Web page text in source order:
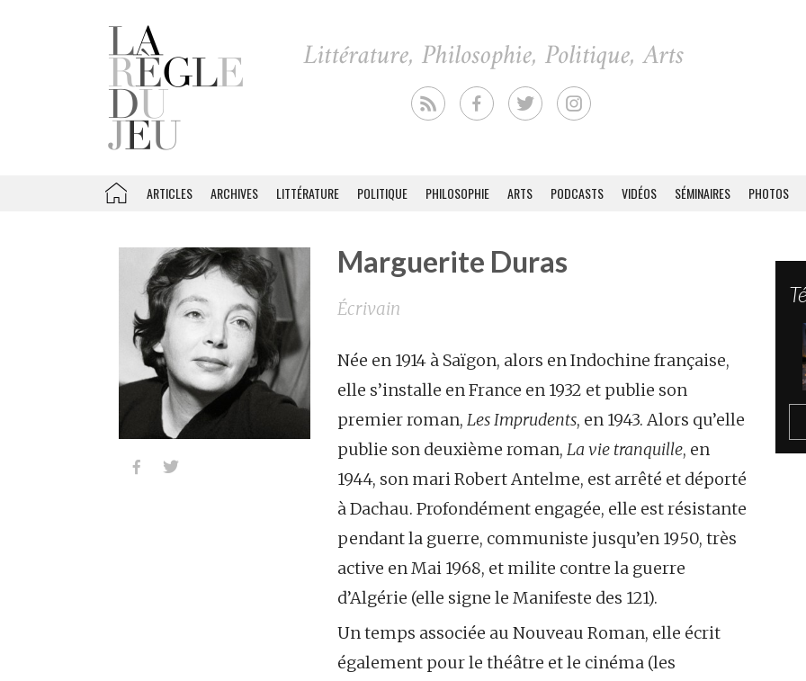
ARTICLES ARCHIVES LITTÉRATURE POLITIQUE PHILOSOPHIE ARTS PODCASTS VIDÉOS SÉMINAIRES PHOTOS
 
Marguerite Duras
Écrivain
Née en 1914 à Saïgon, alors en Indochine française,
elle s’installe en France en 1932 et publie son
premier roman,Les Imprudents, en 1943. Alors qu’elle
publie son deuxième roman,La vie tranquille, en
1944, son mari Robert Antelme, est arrêté et déporté
à Dachau. Profondément engagée, elle est résistante
pendant la guerre, communiste jusqu’en 1950, très
active en Mai 1968, et milite contre la guerre
d’Algérie (elle signe le Manifeste des 121).
Un temps associée au Nouveau Roman, elle écrit
également pour le théâtre et le cinéma (les